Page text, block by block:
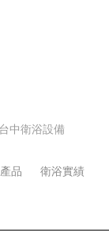
台中衛浴設備
品 衛浴實績